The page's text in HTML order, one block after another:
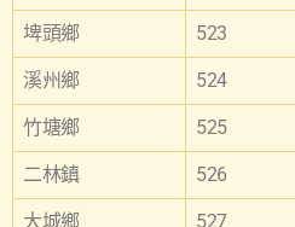
埤頭鄉 523
溪州鄉 524
竹塘鄉 525
二林鎮 526
大城鄉 527